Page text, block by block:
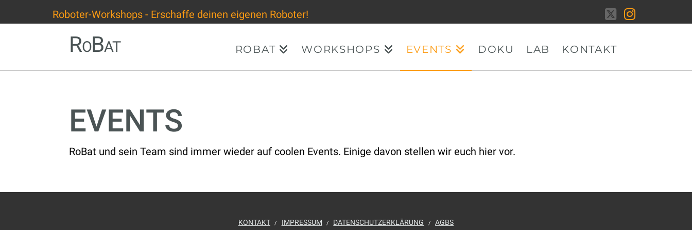
Roboter-Workshops - Erschaffe deinen eigenen Roboter!
X Instagram
RoBat ROBAT WORKSHOPS EVENTS DOKU LAB KONTAKT
EVENTS
RoBat und sein Team sind immer wieder auf coolen Events. Einige davon stellen wir euch hier vor.
KONTAKT IMPRESSUM DATENSCHUTZERKLÄRUNG AGBS